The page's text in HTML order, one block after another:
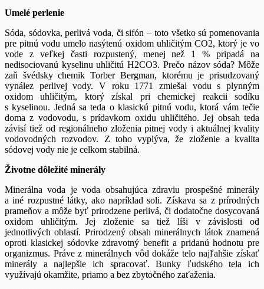
Umelé perlenie
Sóda, sódovka, perlivá voda, či sifón – toto všetko sú pomenovania
pre pitnú vodu umelo nasýtenú oxidom uhličitým CO2, ktorý je vo
vode z veľkej časti rozpustený, menej než 1 % pripadá na
nedisociovanú kyselinu uhličitú H2CO3. Prečo názov sóda? Môže
zaň švédsky chemik Torber Bergman, ktorému je prisudzovaný
vynález perlivej vody. V roku 1771 zmiešal vodu s plynným
oxidom uhličitým, ktorý získal pri chemickej reakcii sodíku
s kyselinou. Jedná sa teda o klasickú pitnú vodu, ktorá vám tečie
doma z vodovodu, s prídavkom oxidu uhličitého. Jej obsah teda
závisí tiež od regionálneho zloženia pitnej vody i aktuálnej kvality
vodovodných rozvodov. Z toho vyplýva, že zloženie a kvalita
sódovej vody nie je celkom stabilná.
Životne dôležité minerály
Minerálna voda je voda obsahujúca zdraviu prospešné minerály
a iné rozpustné látky, ako napríklad soli. Získava sa z prírodných
prameňov a môže byť prirodzene perlivá, či dodatočne dosycovaná
oxidom uhličitým. Jej zloženie sa tiež líši v závislosti od
jednotlivých oblastí. Prirodzený obsah minerálnych látok znamená
oproti klasickej sódovke zdravotný benefit a pridanú hodnotu pre
organizmus. Práve z minerálnych vôd dokáže telo najľahšie získať
minerály a najlepšie ich spracovať. Bunky ľudského tela ich
využívajú okamžite, priamo a bez zbytočného zaťaženia.